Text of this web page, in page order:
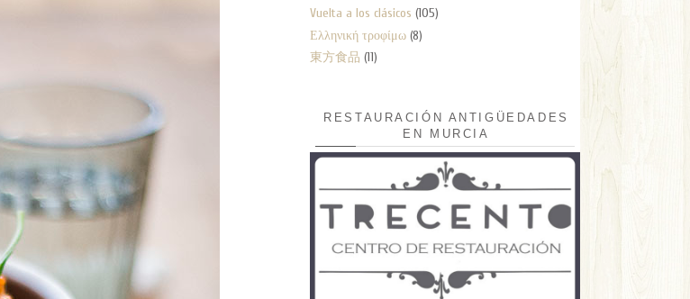
Vuelta a los clásicos (105)
Ελληνική τροφίμω (8)
東方食品 (11)
RESTAURACIÓN ANTIGÜEDADES
EN MURCIA